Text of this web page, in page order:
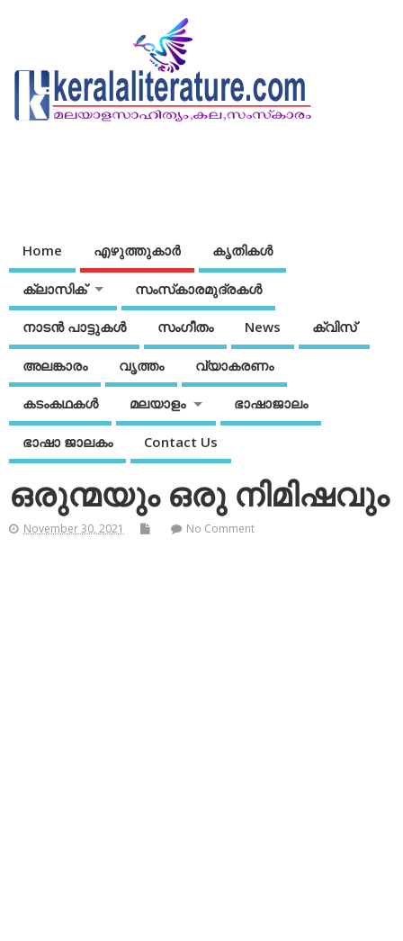
Home എഴുത്തുകാര്‍ കൃതികൾ
ക്ലാസിക് സംസ്‌കാരമുദ്രകള്‍
നാടന്‍ പാട്ടുകള്‍ സംഗീതം News ക്വിസ്
അലങ്കാരം വൃത്തം വ്യാകരണം
കടംകഥകള്‍ മലയാളം ഭാഷാജാലം
ഭാഷാ ജാലകം Contact Us
ഒരുന്മയും ഒരു നിമിഷവും
November 30, 2021 No Comment